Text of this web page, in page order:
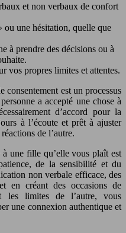
et non verbaux de confort
ou une hésitation, quelle que
à prendre des décisions ou à
vos propres limites et attentes.
consentement est un processus
a accepté une chose à
d’accord pour la
à l’écoute et prêt à ajuster
de l’autre.
une fille qu’elle vous plaît est
de la sensibilité et du
non verbale efficace, des
en créant des occasions de
les limites de l’autre, vous
une connexion authentique et